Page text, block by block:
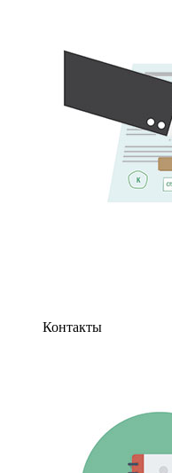
Контакты